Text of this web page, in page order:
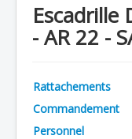
Chronologie
Escadrilles
Avions
Personnels
Escadrille
- AR 22 -
Rattachements
Commandement
Personnel